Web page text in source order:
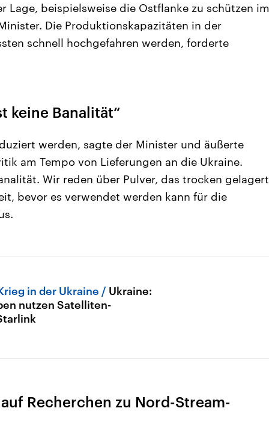
beispielsweise die Ostflanke zu schützen im
Die Produktionskapazitäten in der
schnell hochgefahren werden, forderte
keine Banalität“
werden, sagte der Minister und äußerte
am Tempo von Lieferungen an die Ukraine.
Wir reden über Pulver, das trocken gelagert
bevor es verwendet werden kann für die
in der Ukraine
Ukraine:
nutzen Satelliten-
Recherchen zu Nord-Stream-